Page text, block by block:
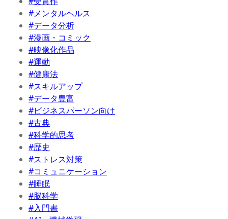
#メンタルヘルス
#データ分析
#漫画・コミック
#映像化作品
#運動
#健康法
#スキルアップ
#データ豊富
#ビジネスパーソン向け
#古典
#科学的思考
#歴史
#ストレス対策
#コミュニケーション
#睡眠
#脳科学
#入門書